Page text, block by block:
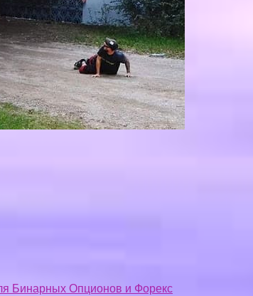
Бинарных Опционов и Форекс